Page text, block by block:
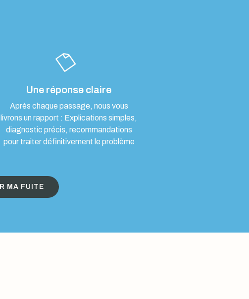
Une réponse claire
Après chaque passage, nous vous
livrons un rapport : Explications simples,
diagnostic précis, recommandations
pour traiter définitivement le problème
MA FUITE